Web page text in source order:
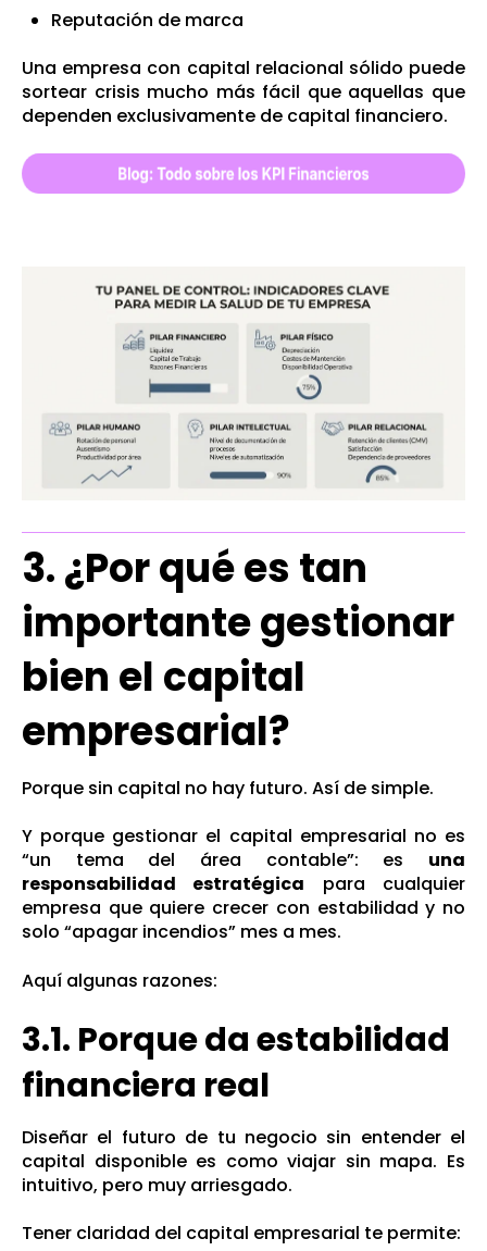
Reputación de marca
Una empresa con capital relacional sólido puede
sortear crisis mucho más fácil que aquellas que
dependen exclusivamente de capital financiero.
3. ¿Por qué es tan
importante gestionar
bien el capital
empresarial?
Porque sin capital no hay futuro. Así de simple.
Y porque gestionar el capital empresarial no es
“un tema del área contable”: es una
responsabilidad estratégica para cualquier
empresa que quiere crecer con estabilidad y no
solo “apagar incendios” mes a mes.
Aquí algunas razones:
3.1. Porque da estabilidad
financiera real
Diseñar el futuro de tu negocio sin entender el
capital disponible es como viajar sin mapa. Es
intuitivo, pero muy arriesgado.
Tener claridad del capital empresarial te permite: